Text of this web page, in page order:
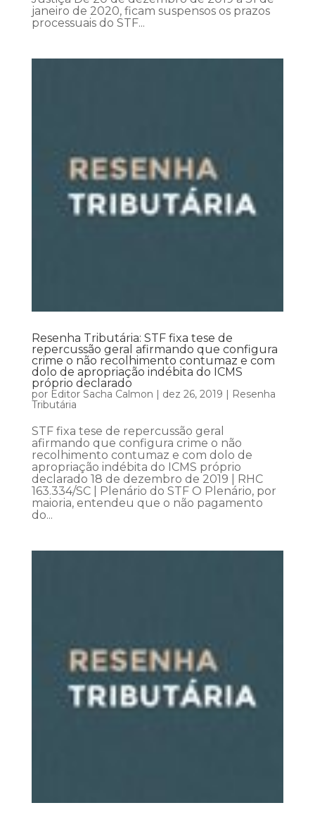
janeiro de 2020, ficam suspensos os prazos
processuais do STF...
Resenha Tributária: STF fixa tese de
repercussão geral afirmando que configura
crime o não recolhimento contumaz e com
dolo de apropriação indébita do ICMS
próprio declarado
por Editor Sacha Calmon | dez 26, 2019 | Resenha
Tributária
STF fixa tese de repercussão geral
afirmando que configura crime o não
recolhimento contumaz e com dolo de
apropriação indébita do ICMS próprio
declarado 18 de dezembro de 2019 | RHC
163.334/SC | Plenário do STF O Plenário, por
maioria, entendeu que o não pagamento
do...